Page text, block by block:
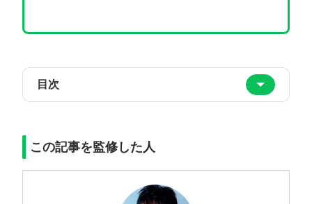
目次
この記事を監修した人